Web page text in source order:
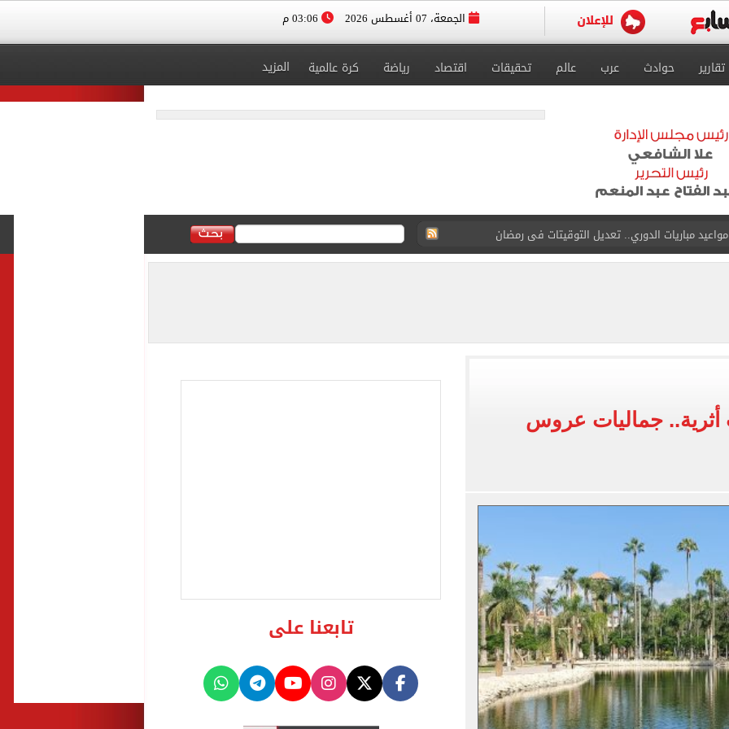
الجمعة، 07 أغسطس 2026
تقارير حوادث عرب عالم تحقيقات اقتصاد رياضة كرة عالمية المزيد
إسبانيا استعداداً للموسم الجديد.. صور
يبحث مع نائب وزير التجارة الصيني تعزيز التعاون
بقرار جديد فى برشلونة
أمام جوزتيبي غداً.. اعرف موقف محمد صلاح
تكشف حالة الطقس ودرجات الحرارة المتوقعة
أثرية.. جماليات عروس
تابعنا على